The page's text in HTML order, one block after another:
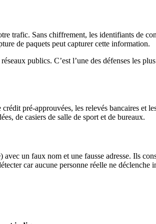
trafic. Sans chiffrement, les identifiants de
de paquets peut capturer cette information.
publics. C’est l’une des défenses les
pré-approuvées, les relevés bancaires et
de casiers de salle de sport et de bureaux.
un faux nom et une fausse adresse. Ils
car aucune personne réelle ne déclenche